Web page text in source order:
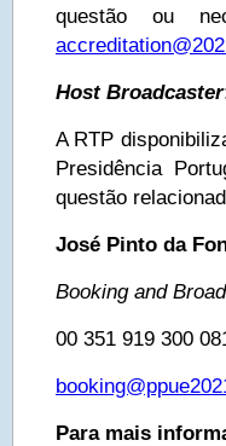
questão ou
Host Broadcaster
A RTP
Presidência
questão
José Pinto da
Booking and
00 351 919 300
Para mais